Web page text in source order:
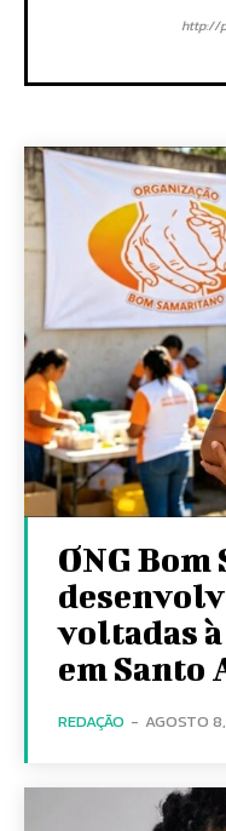
http://
ONG
voltadas
em Santo
REDAÇÃO - AGOSTO